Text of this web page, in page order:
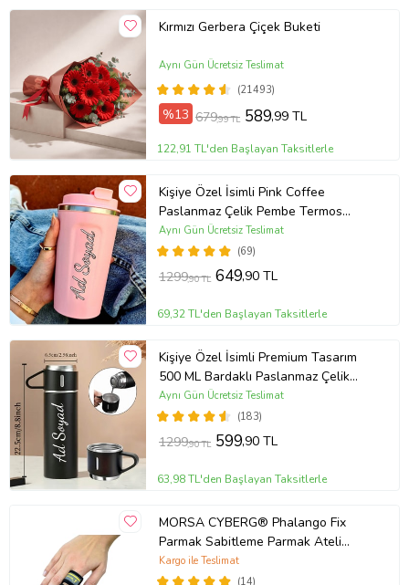
Kırmızı Gerbera Çiçek Buketi
(21493)
Aynı Gün Ücretsiz Teslimat
%13 679,99 TL 589,99 TL
122,91 TL'den Başlayan Taksitlerle
Kişiye Özel İsimli Pink Coffee
Paslanmaz Çelik Pembe Termos
Bardak
(69)
Aynı Gün Ücretsiz Teslimat
1299,90 TL 649,90 TL
69,32 TL'den Başlayan Taksitlerle
Kişiye Özel İsimli Premium Tasarım
500 ML Bardaklı Paslanmaz Çelik
Siyah Termos
(183)
Aynı Gün Ücretsiz Teslimat
1299,90 TL 599,90 TL
63,98 TL'den Başlayan Taksitlerle
MORSA CYBERG® Phalango Fix
Parmak Sabitleme Parmak Ateli
STANDART BEDEN (Siyah)
(14)
Kargo ile Teslimat